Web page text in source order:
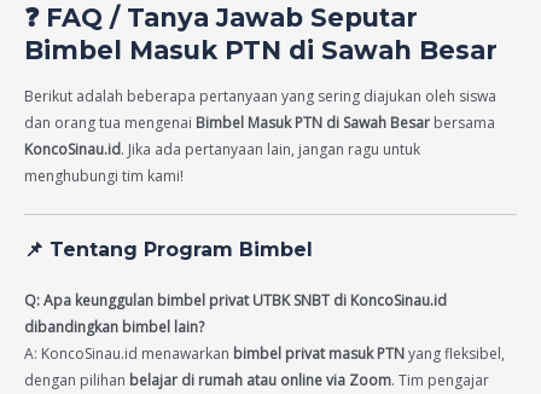
❓ FAQ / Tanya Jawab Seputar
Bimbel Masuk PTN di Sawah Besar
Berikut adalah beberapa pertanyaan yang sering diajukan oleh siswa
dan orang tua mengenai Bimbel Masuk PTN di Sawah Besar bersama
KoncoSinau.id. Jika ada pertanyaan lain, jangan ragu untuk
menghubungi tim kami!
📌 Tentang Program Bimbel
Q: Apa keunggulan bimbel privat UTBK SNBT di KoncoSinau.id
dibandingkan bimbel lain?
A: KoncoSinau.id menawarkan bimbel privat masuk PTNyang fleksibel,
dengan pilihan belajar di rumah atau online via Zoom. Tim pengajar